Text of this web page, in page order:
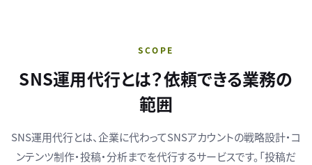
SCOPE
SNS運用代行とは？依頼できる業務の
範囲
SNS運用代行とは、企業に代わってSNSアカウントの戦略設計・コ
ンテンツ制作・投稿・分析までを代行するサービスです。「投稿だ